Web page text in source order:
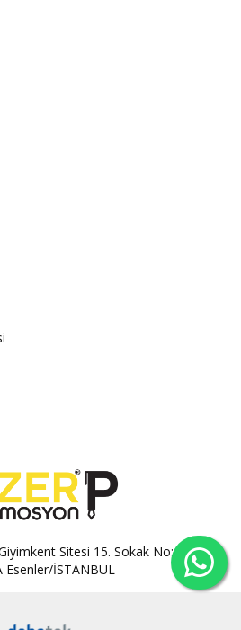
Sitesi 15. Sokak No:100A-
Esenler/İSTANBUL